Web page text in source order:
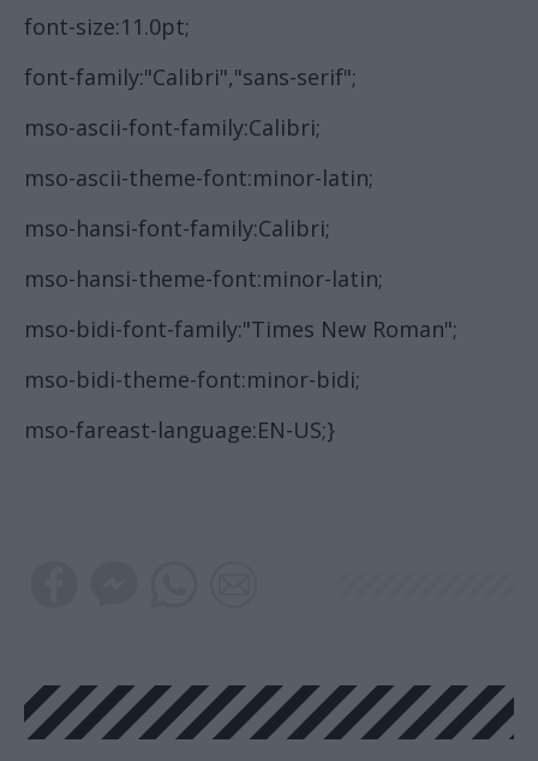
font-size:11.0pt;
font-family:"Calibri","sans-serif";
mso-ascii-font-family:Calibri;
mso-ascii-theme-font:minor-latin;
mso-hansi-font-family:Calibri;
mso-hansi-theme-font:minor-latin;
mso-bidi-font-family:"Times New Roman";
mso-bidi-theme-font:minor-bidi;
mso-fareast-language:EN-US;}